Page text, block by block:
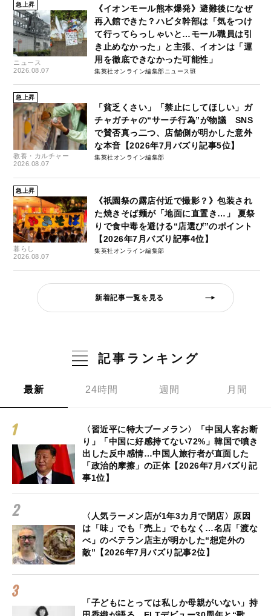
急上昇
ニュース
2026.08.07
《イオンモール熊本爆発》避難後になぜ
再入館できた？ハビタ幹部は「気をつけ
て行ってらっしゃいと…モール職員は引
き止めなかった」と主張、イオンは「運
用を徹底できなかった可能性」
集英社オンライン編集部ニュース班
急上昇
教養・カルチャー
2026.08.07
「貧乏くさい」「禁止にしてほしい」ガ
チャガチャの“サーチ行為”が物議 SNS
で賛否真っ二つ、店舗側が明かした意外
な本音【2026年7月バズり記事5位】
集英社オンライン編集部
急上昇
暮らし
2026.08.07
《祇園祭の露店付近で撮影？》包装され
た焼きそば麺が「地面に直置き…」 夏祭
りで食中毒を避ける“店選び”のポイント
【2026年7月バズり記事4位】
集英社オンライン編集部
新着記事一覧を見る
記事ランキング
最新 24時間 週間 月間
〈習近平に特大ブーメラン〉「中国人客お断
り」「中国に好感持てない72%」韓国で噴き
出した反中感情…中国人旅行者が直面した
「政治的摩擦」の正体【2026年7月バズり記
事1位】
〈人気ラーメン店が1年3カ月で閉店〉原因
は「味」でも「売上」でもなく…名店「渡な
べ」のベテラン店主が明かした“想定外の
敵”【2026年7月バズり記事2位】
「子どもにとっては私しか母親がいない」持